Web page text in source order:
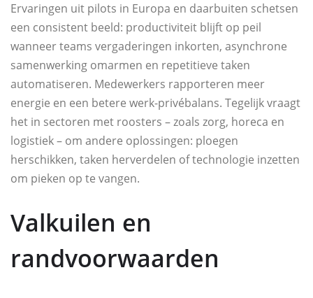
Ervaringen uit pilots in Europa en daarbuiten schetsen
een consistent beeld: productiviteit blijft op peil
wanneer teams vergaderingen inkorten, asynchrone
samenwerking omarmen en repetitieve taken
automatiseren. Medewerkers rapporteren meer
energie en een betere werk-privébalans. Tegelijk vraagt
het in sectoren met roosters – zoals zorg, horeca en
logistiek – om andere oplossingen: ploegen
herschikken, taken herverdelen of technologie inzetten
om pieken op te vangen.
Valkuilen en
randvoorwaarden